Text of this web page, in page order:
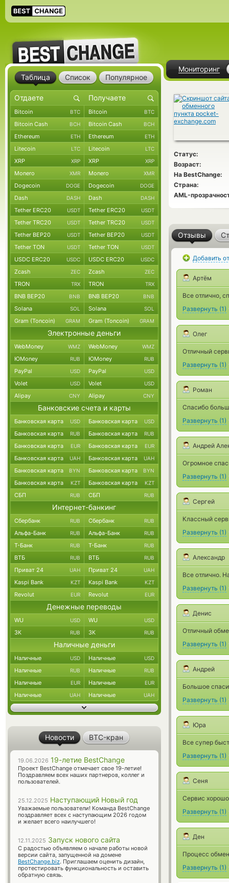
Мониторинг
Статус:
Возраст:
На BestChange:
Страна:
AML-
Отзывы
Добавить
Артём
Все отлично,
Развернуть (1)
Олег
Отличный
Развернуть (1)
Роман
Спасибо
Развернуть (1)
Андрей
Огромное
Развернуть (1)
Сергей
Классный
Развернуть (1)
Александр
Все отлично.
Развернуть (1)
Денис
Отличный
Развернуть (1)
Андрей
Большое
Развернуть (1)
Юра
Все супер
Развернуть (1)
Сеня
Сервис
Развернуть (1)
Ден
Процесс
Развернуть (1)
Таблица Список Популярное
Bitcoin BTC Bitcoin BTC
Bitcoin Cash BCH Bitcoin Cash BCH
Ethereum ETH Ethereum ETH
Litecoin LTC Litecoin LTC
XRP XRP XRP XRP
Monero XMR Monero XMR
Dogecoin DOGE Dogecoin DOGE
Dash DASH Dash DASH
Tether ERC20 USDT Tether ERC20 USDT
Tether TRC20 USDT Tether TRC20 USDT
Tether BEP20 USDT Tether BEP20 USDT
Tether TON USDT Tether TON USDT
USDC ERC20 USDC USDC ERC20 USDC
Zcash ZEC Zcash ZEC
TRON TRX TRON TRX
BNB BEP20 BNB BNB BEP20 BNB
Solana SOL Solana SOL
Gram (Toncoin) GRAM Gram (Toncoin) GRAM
Электронные деньги
WebMoney WMZ WebMoney WMZ
ЮMoney RUB ЮMoney RUB
PayPal USD PayPal USD
Volet USD Volet USD
Alipay CNY Alipay CNY
Банковские счета и карты
Банковская карта USD Банковская карта USD
Банковская карта RUB Банковская карта RUB
Банковская карта EUR Банковская карта EUR
Банковская карта UAH Банковская карта UAH
Банковская карта BYN Банковская карта BYN
Банковская карта KZT Банковская карта KZT
СБП RUB СБП RUB
Интернет-банкинг
Сбербанк RUB Сбербанк RUB
Альфа-Банк RUB Альфа-Банк RUB
Т-Банк RUB Т-Банк RUB
ВТБ RUB ВТБ RUB
Приват 24 UAH Приват 24 UAH
Kaspi Bank KZT Kaspi Bank KZT
Revolut EUR Revolut EUR
Денежные переводы
WU USD WU USD
ЗК RUB ЗК RUB
Наличные деньги
Наличные USD Наличные USD
Наличные RUB Наличные RUB
Наличные EUR Наличные EUR
Наличные UAH Наличные UAH
Новости BTC-кран
19.06.2026 19-летие BestChange
Проект BestChange отмечает свое 19-летие!
Поздравляем всех наших партнеров, коллег и
пользователей.
25.12.2025 Наступающий Новый год
Уважаемые пользователи! Команда BestChange
поздравляет всех с наступающим 2026 годом
и желает всего наилучшего!
12.11.2025 Запуск нового сайта
С радостью объявляем о начале работы новой
версии сайта, запущенной на домене
BestChange.biz. Приглашаем оценить дизайн,
протестировать функциональность и оставить
обратную связь.